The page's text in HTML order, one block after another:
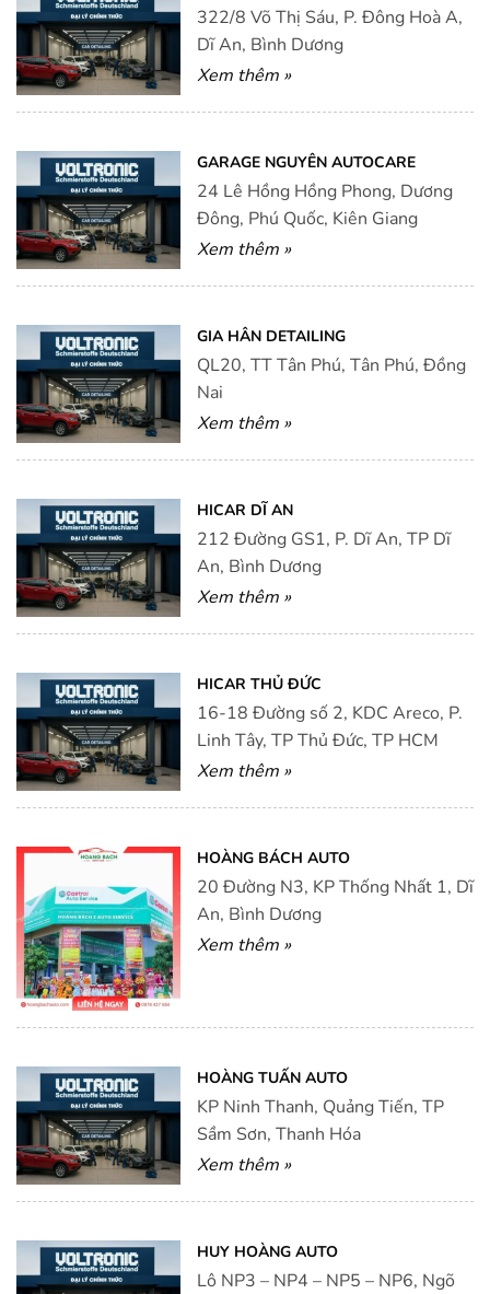
322/8 Võ Thị Sáu, P. Đông Hoà A,
Dĩ An, Bình Dương
Xem thêm »
GARAGE NGUYÊN AUTOCARE
24 Lê Hồng Hồng Phong, Dương
Đông, Phú Quốc, Kiên Giang
Xem thêm »
GIA HÂN DETAILING
QL20, TT Tân Phú, Tân Phú, Đồng
Nai
Xem thêm »
HICAR DĨ AN
212 Đường GS1, P. Dĩ An, TP Dĩ
An, Bình Dương
Xem thêm »
HICAR THỦ ĐỨC
16-18 Đường số 2, KDC Areco, P.
Linh Tây, TP Thủ Đức, TP HCM
Xem thêm »
HOÀNG BÁCH AUTO
20 Đường N3, KP Thống Nhất 1, Dĩ
An, Bình Dương
Xem thêm »
HOÀNG TUẤN AUTO
KP Ninh Thanh, Quảng Tiến, TP
Sầm Sơn, Thanh Hóa
Xem thêm »
HUY HOÀNG AUTO
Lô NP3 – NP4 – NP5 – NP6, Ngõ